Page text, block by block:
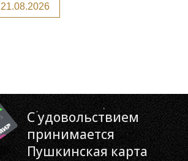
Расписание на 21.08.2026
С удовольствием
принимается
Пушкинская карта